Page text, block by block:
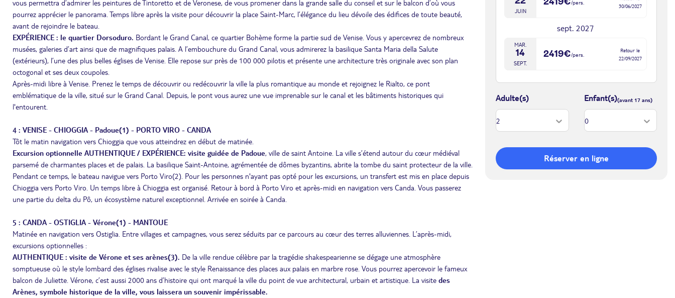
vous permettra d’admirer les peintures de Tintoretto et de Veronese, de vous promener dans la grande salle du conseil et sur le balcon d’où vous
pourrez apprécier le panorama. Temps libre après la visite pour découvrir la place Saint-Marc, l’élégance du lieu dévoile des édifices de toute beauté,
avant de rejoindre le bateau.
EXPÉRIENCE : le quartier Dorsoduro. Bordant le Grand Canal, ce quartier Bohème forme la partie sud de Venise. Vous y apercevrez de nombreux
musées, galeries d’art ainsi que de magnifiques palais. A l’embouchure du Grand Canal, vous admirerez la basilique Santa Maria della Salute
(extérieurs), l’une des plus belles églises de Venise. Elle repose sur près de 100 000 pilotis et présente une architecture très originale avec son plan
octogonal et ses deux coupoles.
Après-midi libre à Venise. Prenez le temps de découvrir ou redécouvrir la ville la plus romantique au monde et rejoignez le Rialto, ce pont
emblématique de la ville, situé sur le Grand Canal. Depuis, le pont vous aurez une vue imprenable sur le canal et les bâtiments historiques qui
l'entourent.
4 : VENISE - CHIOGGIA - Padoue(1) - PORTO VIRO - CANDA
Tôt le matin navigation vers Chioggia que vous atteindrez en début de matinée.
Excursion optionnelle AUTHENTIQUE / EXPÉRIENCE: visite guidée de Padoue, ville de saint Antoine. La ville s’étend autour du cœur médiéval
parsemé de charmantes places et de palais. La basilique Saint-Antoine, agrémentée de dômes byzantins, abrite la tombe du saint protecteur de la ville.
Pendant ce temps, le bateau navigue vers Porto Viro(2). Pour les personnes n'ayant pas opté pour les excursions, un transfert est mis en place depuis
Chioggia vers Porto Viro. Un temps libre à Chioggia est organisé. Retour à bord à Porto Viro et après-midi en navigation vers Canda. Vous passerez
une partie du delta du Pô, un écosystème naturel exceptionnel. Arrivée en soirée à Canda.
5 : CANDA - OSTIGLIA - Vérone(1) - MANTOUE
Matinée en navigation vers Ostiglia. Entre villages et campagnes, vous serez séduits par ce parcours au cœur des terres alluviennes. L’après-midi,
excursions optionnelles :
AUTHENTIQUE : visite de Vérone et ses arènes(3). De la ville rendue célèbre par la tragédie shakespearienne se dégage une atmosphère
somptueuse où le style lombard des églises rivalise avec le style Renaissance des places aux palais en marbre rose. Vous pourrez apercevoir le fameux
balcon de Juliette. Vérone, c’est aussi 2000 ans d’histoire qui ont marqué la ville du point de vue architectural, urbain et artistique. La visite des
Arènes, symbole historique de la ville, vous laissera un souvenir impérissable.
JUIN
/pers.
30/06/2027
sept. 2027
MAR.
14
SEPT.
2419€/pers.
Retour le
22/09/2027
oct. 2027
VEN.
08
Retour le
16/10/2027
Adulte(s) Enfant(s)
Réserver en ligne